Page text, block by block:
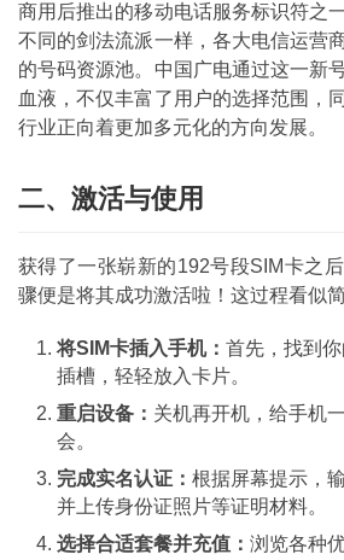
商用后推出的移动电话服务标识符之
不同的剑法流派一样，各大电信运营
的号码资源池。中国广电通过这一新
血液，不仅丰富了用户的选择范围，
行业正向着更加多元化的方向发展。
二、激活与使用
获得了一张崭新的192号段SIM卡之
骤便是将其成功激活啦！这过程看似
将SIM卡插入手机： 首先，找到
插槽，轻轻放入卡片。
重启设备： 关机再开机，给手机
会。
完成实名认证： 根据屏幕提示，
并上传身份证照片等证明材料。
选择合适套餐并充值： 浏览各种